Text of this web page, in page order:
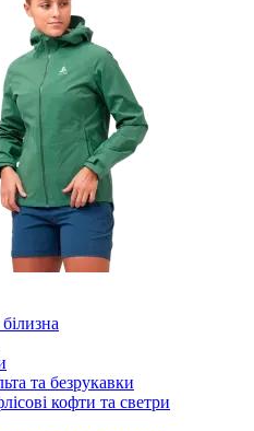
та безрукавки
кофти та светри